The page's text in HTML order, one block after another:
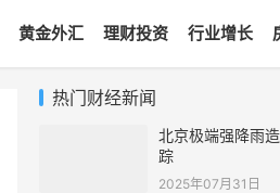
黄金外汇 理财投资 行业增长
热门财经新闻
北京极端强降雨
踪
2025年07月31日